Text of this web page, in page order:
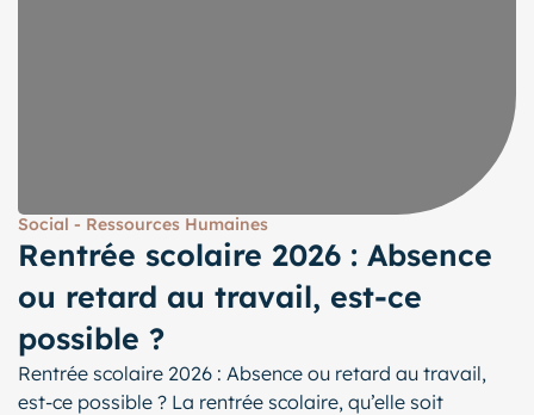
Social - Ressources Humaines
Rentrée scolaire 2026 : Absence
ou retard au travail, est-ce
possible ?
Rentrée scolaire 2026 : Absence ou retard au travail,
est-ce possible ? La rentrée scolaire, qu’elle soit